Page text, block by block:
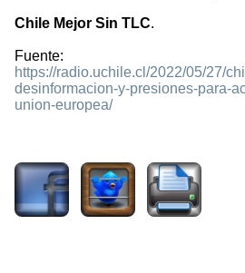
Chile Mejor Sin TLC.
Fuente:
https://radio.uchile.cl/2022/05/27/
desinformacion-y-presiones-para-
union-europea/